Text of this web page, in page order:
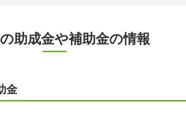
助成金や補助金の情報
金